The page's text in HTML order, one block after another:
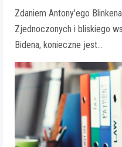
Zdaniem Antony'ego
Zjednoczonych i bliskiego
Bidena, konieczne jest…